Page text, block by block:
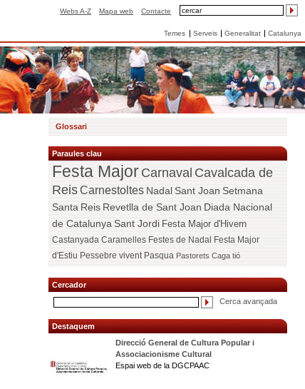
Webs A-Z Mapa web Contacte
Temes Serveis Generalitat Catalunya
Glossari
Paraules clau
Festa MajorCarnavalCavalcada de
ReisCarnestoltesNadalSant JoanSetmana
SantaReisRevetlla de Sant JoanDiada Nacional
de CatalunyaSant Jordi Festa Major d'Hivern
Castanyada Caramelles Festes de Nadal Festa Major
d'Estiu Pessebre vivent Pasqua Pastorets Caga tió
Cercador
Cerca avançada
Destaquem
Direcció General de Cultura Popular i
Associacionisme Cultural
Espai web de la DGCPAAC